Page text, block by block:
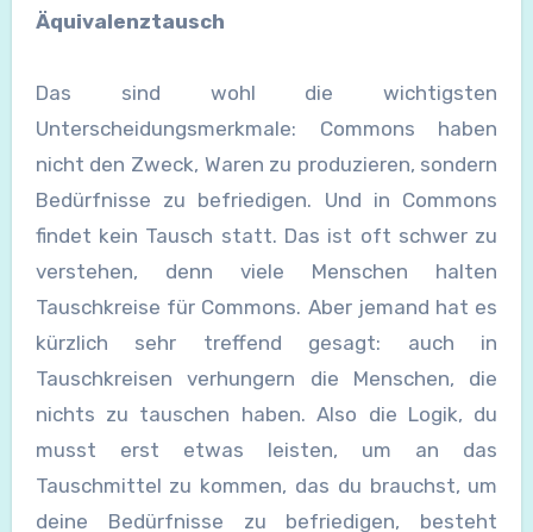
Äquivalenztausch
Das sind wohl die wichtigsten
Unterscheidungsmerkmale: Commons haben
nicht den Zweck, Waren zu produzieren, sondern
Bedürfnisse zu befriedigen. Und in Commons
findet kein Tausch statt. Das ist oft schwer zu
verstehen, denn viele Menschen halten
Tauschkreise für Commons. Aber jemand hat es
kürzlich sehr treffend gesagt: auch in
Tauschkreisen verhungern die Menschen, die
nichts zu tauschen haben. Also die Logik, du
musst erst etwas leisten, um an das
Tauschmittel zu kommen, das du brauchst, um
deine Bedürfnisse zu befriedigen, besteht